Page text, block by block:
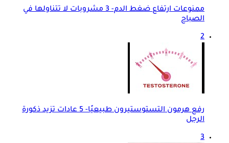
ممنوعات ارتفاع ضغط الدم- 3 مشروبات لا تتناولها في
الصباح
2
رفع هرمون التستوستيرون طبيعيًا- 5 عادات تزيد ذكورة
الرجل
3